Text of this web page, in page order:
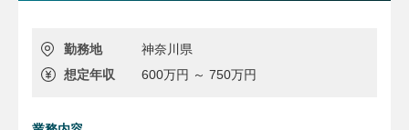
勤務地
神奈川県
想定年収
600万円 ～ 750万円